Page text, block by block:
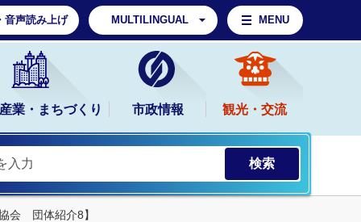
音声読み上げ MULTILINGUAL MENU
業・まちづくり 市政情報 観光・交流
会 団体紹介8】